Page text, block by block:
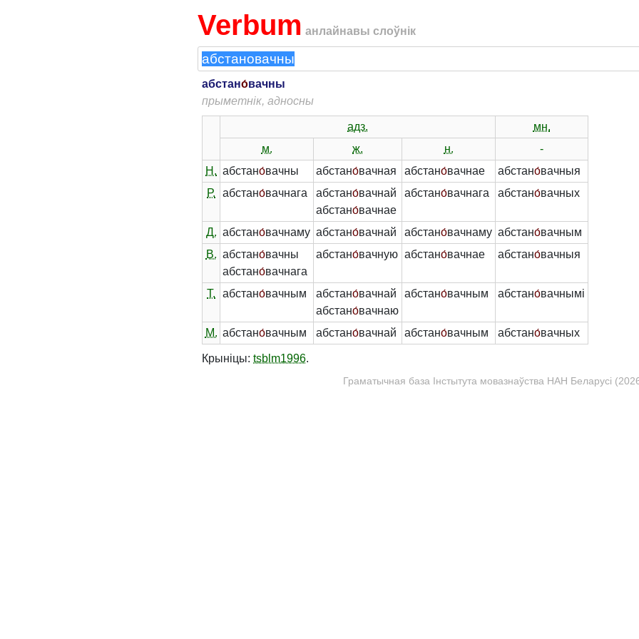
Verbum анлайнавы слоўнік
абстано́вачны
прыметнік, адносны
адз.
мн.
м.
ж. н.
-
Н. абстано́вачны абстано́вачная абстано́вачнае абстано́вачныя
Р.
абстано́вачнага абстано́вачнай
абстано́вачнае
абстано́вачнага абстано́вачных
Д. абстано́вачнаму абстано́вачнай абстано́вачнаму абстано́вачным
В. абстано́вачны
абстано́вачнага
абстано́вачную абстано́вачнае абстано́вачныя
Т. абстано́вачным абстано́вачнай
абстано́вачнаю
абстано́вачным абстано́вачнымі
М. абстано́вачным абстано́вачнай абстано́вачным абстано́вачных
Крыніцы: tsblm1996.
Граматычная база Інстытута мовазнаўства НАН Беларусі